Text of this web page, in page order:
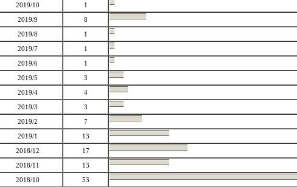
2019/10
1
2019/9
8
2019/8
1
2019/7
1
2019/6
1
2019/5
3
2019/4
4
2019/3
3
2019/2
7
2019/1
13
2018/12
17
2018/11
13
2018/10
53